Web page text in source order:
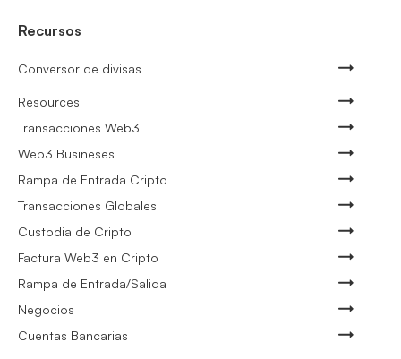
Recursos
Conversor de divisas
Resources
Transacciones Web3
Web3 Busineses
Rampa de Entrada Cripto
Transacciones Globales
Custodia de Cripto
Factura Web3 en Cripto
Rampa de Entrada/Salida
Negocios
Cuentas Bancarias